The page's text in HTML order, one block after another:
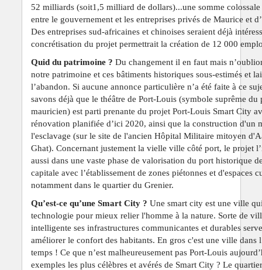
52 milliards (soit1,5 milliard de dollars)...une somme colossale
entre le gouvernement et les entreprises privés de Maurice et
Des entreprises sud-africaines et chinoises seraient déjà
concrétisation du projet permettrait la création de 12 000
Quid du patrimoine ? Du changement il en faut mais
notre patrimoine et ces bâtiments historiques sous-estimés et
l’abandon. Si aucune annonce particulière n’a été faite à ce
savons déjà que le théâtre de Port-Louis (symbole suprême du
mauricien) est parti prenante du projet Port-Louis Smart City
rénovation planifiée d’ici 2020, ainsi que la construction d'un
l'esclavage (sur le site de l'ancien Hôpital Militaire mitoyen
Ghat). Concernant justement la vielle ville côté port, le projet
aussi dans une vaste phase de valorisation du port historique
capitale avec l’établissement de zones piétonnes et d'espaces
notamment dans le quartier du Grenier.
Qu’est-ce qu’une Smart City ? Une smart city est une ville
technologie pour mieux relier l'homme à la nature. Sorte de
intelligente ses infrastructures communicantes et durables
améliorer le confort des habitants. En gros c'est une ville dans
temps ! Ce que n’est malheureusement pas Port-Louis
exemples les plus célèbres et avérés de Smart City ? Le